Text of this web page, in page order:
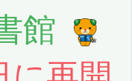
館